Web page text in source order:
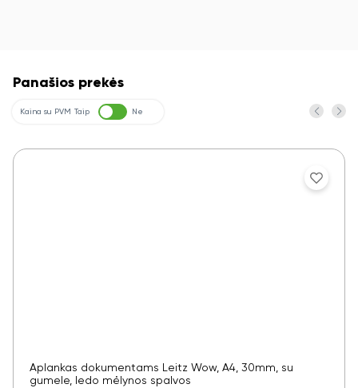
Panašios prekės
Kaina su PVM Taip Ne
Aplankas dokumentams Leitz Wow, A4, 30mm, su
gumele, ledo mėlynos spalvos